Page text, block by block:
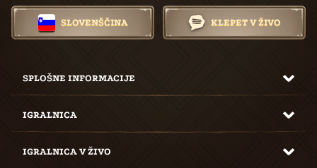
SLOVENŠČINA KLEPET V ŽIVO
SPLOŠNE INFORMACIJE
IGRALNICA
IGRALNICA V ŽIVO